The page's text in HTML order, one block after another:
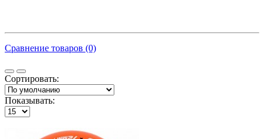
Сравнение товаров (0)
Сортировать:
Показывать: